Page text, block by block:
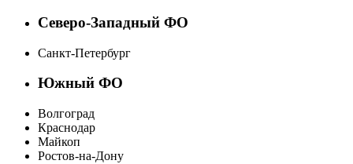
Северо-Западный ФО
Санкт-Петербург
Южный ФО
Волгоград
Краснодар
Майкоп
Ростов-на-Дону